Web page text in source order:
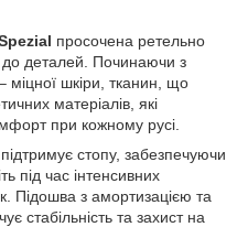
просочена ретельно
деталей. Починаючи з
міцної шкіри, тканин, що
матеріалів, які
при кожному русі.
стопу, забезпечуючи
під час інтенсивних
Підошва з амортизацією та
стабільність та захист на